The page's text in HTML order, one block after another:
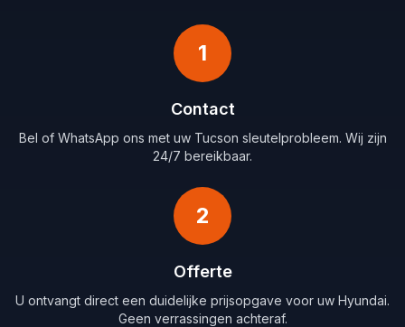
1
Contact
Bel of WhatsApp ons met uw Tucson sleutelprobleem. Wij zijn
24/7 bereikbaar.
2
Offerte
U ontvangt direct een duidelijke prijsopgave voor uw Hyundai.
Geen verrassingen achteraf.